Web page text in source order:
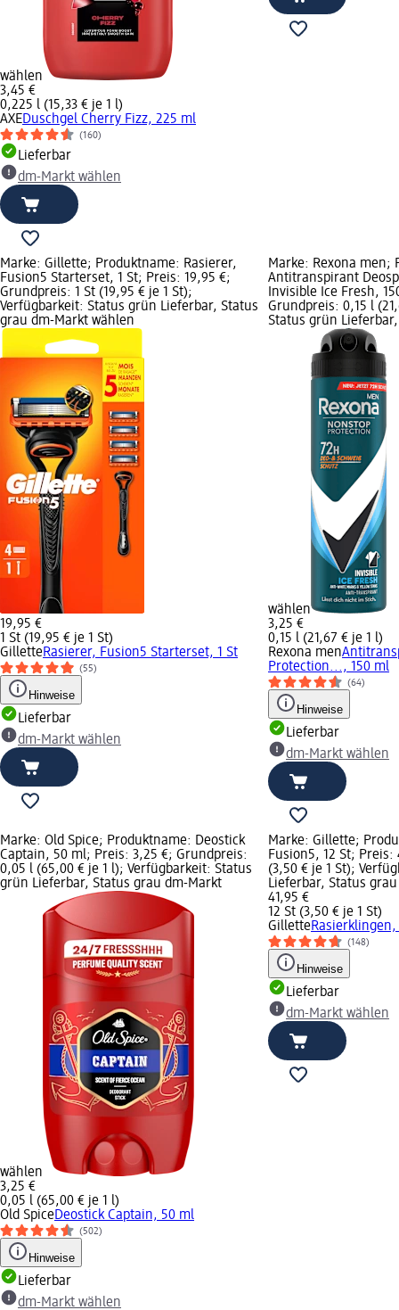
wählen
3,45 €
0,225 l (15,33 € je 1 l)
AXEDuschgel Cherry Fizz, 225 ml
(160)
Lieferbar
dm-Markt wählen
Marke: Gillette; Produktname: Rasierer,
Fusion5 Starterset, 1 St; Preis: 19,95 €;
Grundpreis: 1 St (19,95 € je 1 St);
Verfügbarkeit: Status grün Lieferbar, Status
grau dm-Markt wählen
19,95 €
1 St (19,95 € je 1 St)
GilletteRasierer, Fusion5 Starterset, 1 St
(55)
Hinweise
Lieferbar
dm-Markt wählen
Marke: Rexona men;
Antitranspirant
Invisible Ice Fresh,
Grundpreis: 0,15 l
Status grün
wählen
3,25 €
0,15 l (21,67 € je 1 l)
Rexona men
Protection..., 150 ml
(64)
Hinweise
Lieferbar
dm-Markt wählen
Marke: Old Spice; Produktname: Deostick
Captain, 50 ml; Preis: 3,25 €; Grundpreis:
0,05 l (65,00 € je 1 l); Verfügbarkeit: Status
grün Lieferbar, Status grau dm-Markt
wählen
3,25 €
0,05 l (65,00 € je 1 l)
Old SpiceDeostick Captain, 50 ml
(502)
Hinweise
Lieferbar
dm-Markt wählen
Marke: Gillette;
Fusion5, 12 St; Preis:
(3,50 € je 1 St);
Lieferbar, Status
41,95 €
12 St (3,50 € je 1 St)
Gillette
(148)
Hinweise
Lieferbar
dm-Markt wählen